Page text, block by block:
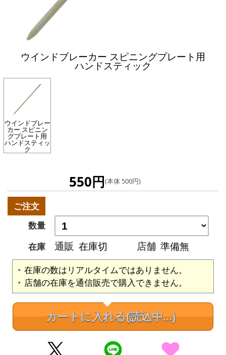
ウインドブレーカー スピニングプレート用
ハンドスティック
ウインドブレー
カー スピニン
グプレート用
ハンドスティッ
ク
550円(本体 500円)
ご注文
数量
在庫
通販 在庫切 店舗 準備無
在庫の数はリアルタイムではありません。
店舗の在庫を通信販売で購入できません。
カートに入れる(読込中...)